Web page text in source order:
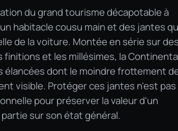
du grand tourisme décapotable à
habitacle cousu main et des jantes
de la voiture. Montée en série sur des
finitions et les millésimes, la
élancées dont le moindre frottement
visible. Protéger ces jantes n'est pas
pour préserver la valeur d'un
sur son état général.